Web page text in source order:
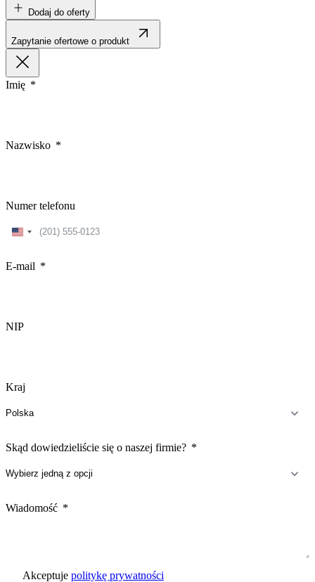
Dodaj do oferty
Zapytanie ofertowe o produkt
Imię
Nazwisko
Numer telefonu
United
E-mail
NIP
Kraj
Skąd dowiedzieliście się o naszej firmie?
Wiadomość
Akceptuje politykę prywatności